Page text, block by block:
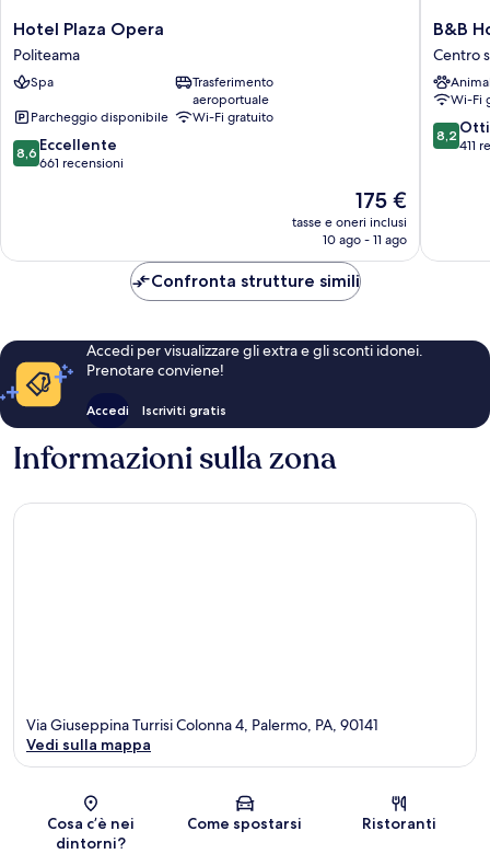
Hotel
Plaza
Opera
Politeama
Hotel Plaza Opera
Politeama
Spa
Trasferimento
aeroportuale
Parcheggio disponibile
Wi-Fi gratuito
8.6
su
8,6 Eccellente
661 recensioni
Il
prezzo
attuale
175 €
175 €
tasse e oneri inclusi
10 ago - 11 ago
B&B
Hotel
Palermo
Quattro
Canti
Centro
storico
B&B
Centro
Wi-Fi
8.2
su
8,2
411
Confronta strutture simili
Accedi per visualizzare gli extra e gli sconti idonei.
Prenotare conviene!
Accedi Iscriviti gratis
Informazioni sulla zona
Mappa
Via Giuseppina Turrisi Colonna 4, Palermo, PA, 90141
Vedi sulla mappa
Cosa c’è nei
dintorni?
Come spostarsi Ristoranti